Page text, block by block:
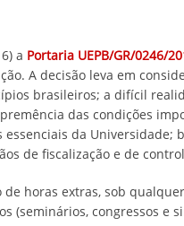
a Portaria UEPB/GR/0246/
A decisão leva em
brasileiros; a difícil
das condições
da Universidade;
de fiscalização e de
horas extras, sob
(seminários, congressos e